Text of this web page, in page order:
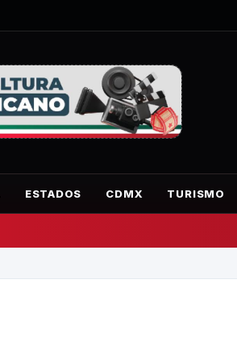
ESTADOS CDMX TURISMO